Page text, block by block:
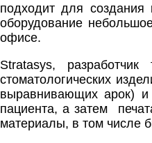
подходит для создания
оборудование
офисе.
Stratasys,
стоматологических
выравнивающих арок) и
пациента, а затем
материалы, в том числе